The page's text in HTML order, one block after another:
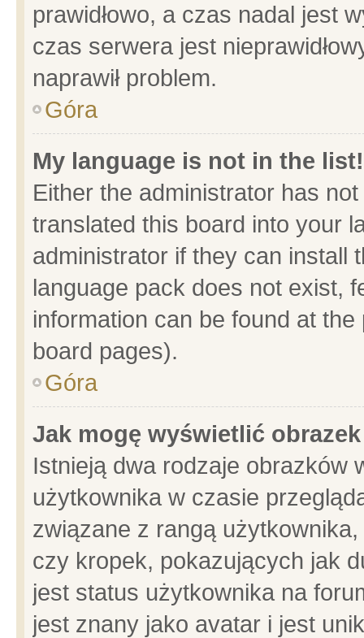
prawidłowo, a czas nadal jest
czas serwera jest
naprawił problem.
Góra
My language is not in the list!
Either the administrator has
translated this board into your
administrator if they can install
language pack does not exist,
information can be found at
board pages).
Góra
Jak mogę wyświetlić
Istnieją dwa rodzaje obrazków
użytkownika w czasie
związane z rangą
czy kropek, pokazujących jak
jest status użytkownika na
jest znany jako avatar i jest